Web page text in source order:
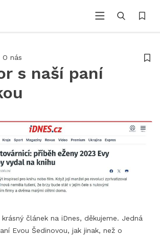
O nás
s naší paní
článek na iDnes, děkujeme. Jedná
Evou Šedinovou, jak jinak, než o